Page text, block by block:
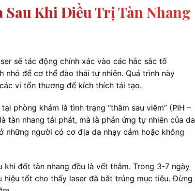
Sau Khi Điều Trị Tàn Nhang
sẽ tác động chính xác vào các hắc sắc tố
nhỏ để cơ thể đào thải tự nhiên. Quá trình này
vi tổn thương để kích thích tái tạo.
phòng khám là tình trạng “thâm sau viêm” (PIH –
tàn nhang tái phát, mà là phản ứng tự nhiên của da
người có cơ địa da nhạy cảm hoặc không
khi đốt tàn nhang đều là vết thâm. Trong 3-7 ngày
hiệu tốt cho thấy laser đã bắt trúng mục tiêu. Đừng